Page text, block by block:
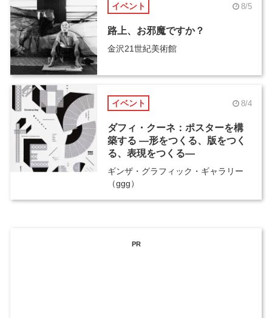
イベント 8/5
路上、お邪魔ですか？
金沢21世紀美術館
イベント 8/4
ダフィ・クーネ：ポスターを構
築する ―形をつくる、版をつく
る、表現をつくる―
ギンザ・グラフィック・ギャラリー
（ggg）
PR